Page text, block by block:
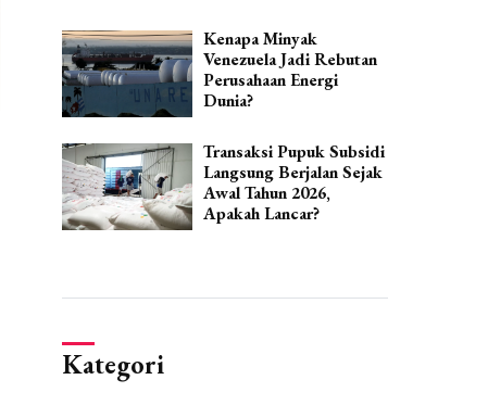
Kenapa Minyak
Venezuela Jadi Rebutan
Perusahaan Energi
Dunia?
Transaksi Pupuk Subsidi
Langsung Berjalan Sejak
Awal Tahun 2026,
Apakah Lancar?
Kategori